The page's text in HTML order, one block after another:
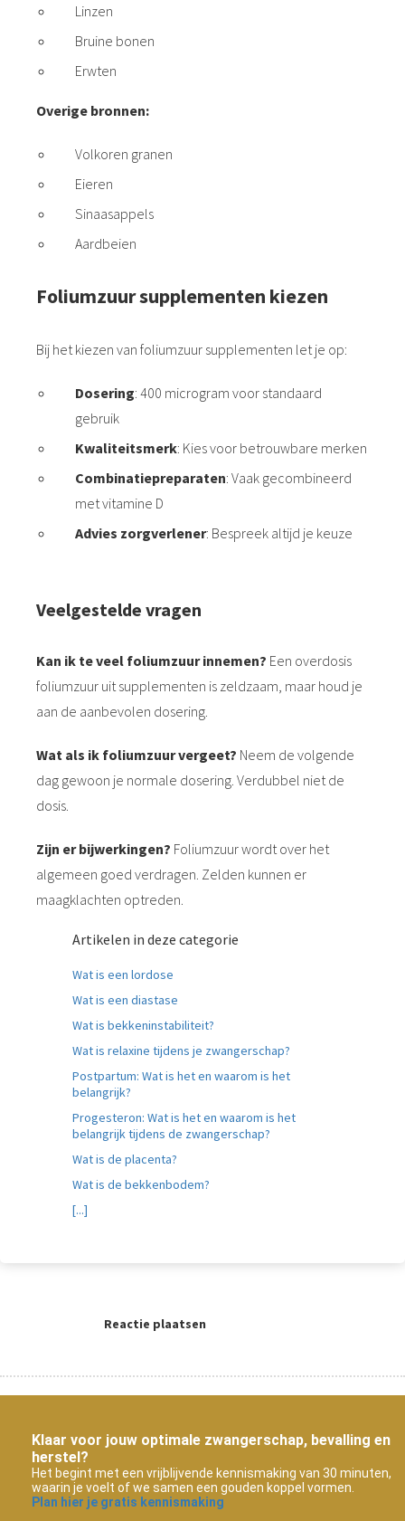
Linzen
Bruine bonen
Erwten
Overige bronnen:
Volkoren granen
Eieren
Sinaasappels
Aardbeien
Foliumzuur supplementen kiezen
Bij het kiezen van foliumzuur supplementen let je op:
Dosering: 400 microgram voor standaard
gebruik
Kwaliteitsmerk: Kies voor betrouwbare merken
Combinatiepreparaten: Vaak gecombineerd
met vitamine D
Advies zorgverlener: Bespreek altijd je keuze
Veelgestelde vragen
Kan ik te veel foliumzuur innemen? Een overdosis
foliumzuur uit supplementen is zeldzaam, maar houd je
aan de aanbevolen dosering.
Wat als ik foliumzuur vergeet? Neem de volgende
dag gewoon je normale dosering. Verdubbel niet de
dosis.
Zijn er bijwerkingen? Foliumzuur wordt over het
algemeen goed verdragen. Zelden kunnen er
maagklachten optreden.
Artikelen in deze categorie
Wat is een lordose
Wat is een diastase
Wat is bekkeninstabiliteit?
Wat is relaxine tijdens je zwangerschap?
Postpartum: Wat is het en waarom is het
belangrijk?
Progesteron: Wat is het en waarom is het
belangrijk tijdens de zwangerschap?
Wat is de placenta?
Wat is de bekkenbodem?
[...]
Reactie plaatsen
Klaar voor jouw optimale zwangerschap, bevalling en
herstel?
Het begint met een vrijblijvende kennismaking van 30 minuten,
waarin je voelt of we samen een gouden koppel vormen.
Plan hier je gratis kennismaking